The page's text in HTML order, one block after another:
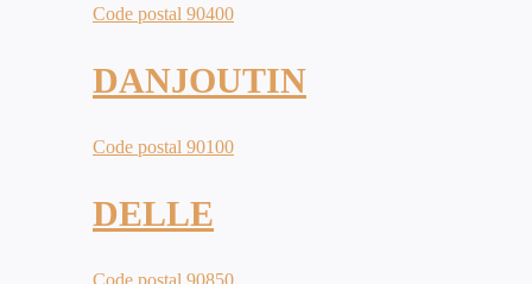
Code postal 90400
DANJOUTIN
Code postal 90100
DELLE